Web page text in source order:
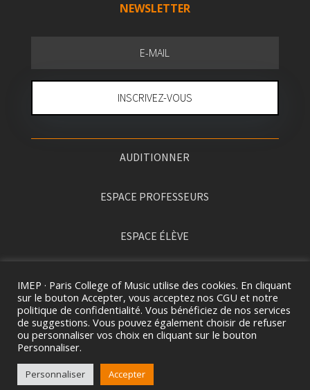
NEWSLETTER
INSCRIVEZ-VOUS
AUDITIONNER
ESPACE PROFESSEURS
ESPACE ÉLÈVE
2026 ©IMEP · PARIS COLLEGE OF MUSIC. TOUS
IMEP · Paris College of Music utilise des cookies. En cliquant
sur le bouton Accepter, vous acceptez nos CGU et notre
politique de confidentialité. Vous bénéficiez de nos services
de suggestions. Vous pouvez également choisir de refuser
ou personnaliser vos choix en cliquant sur le bouton
Personnaliser.
Personnaliser Accepter